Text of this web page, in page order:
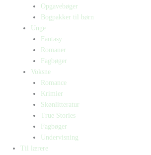
Opgavebøger
Bogpakker til børn
Unge
Fantasy
Romaner
Fagbøger
Voksne
Romance
Krimier
Skønlitteratur
True Stories
Fagbøger
Undervisning
Til lærere